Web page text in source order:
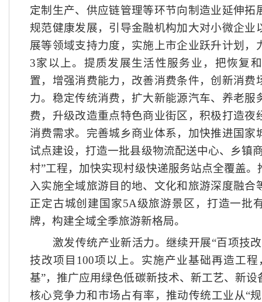
定制生产、供应链管理等环节向制造业延伸拓
规范健康发展，引导金融机构加大对小微企业
展等领域支持力度，实施上市企业跃升计划，
3家以上。提质发展生活性服务业，把恢复
置，增强消费能力，改善消费条件，创新消费
力。稳定传统消费，扩大新能源汽车、养老服
费，升级改造重点特色商业街区，积极打造夜
消费需求。完善城乡商业体系，加快推进国家
试点建设，打造一批县级物流配送中心、乡镇
村”工程，加快实现村级快递服务站点全覆盖
入实施全域旅游目的地、文化和旅游深度融合
正定古城创建国家5A级旅游景区，打造一批
牌，构建全域全季旅游新格局。
激发传统产业新活力。继续开展“百项技
技改项目100项以上。实施产业基础再造工
基”，推广应用绿色低碳新技术、新工艺、新
核心竞争力和市场占有率，推动传统工业从“